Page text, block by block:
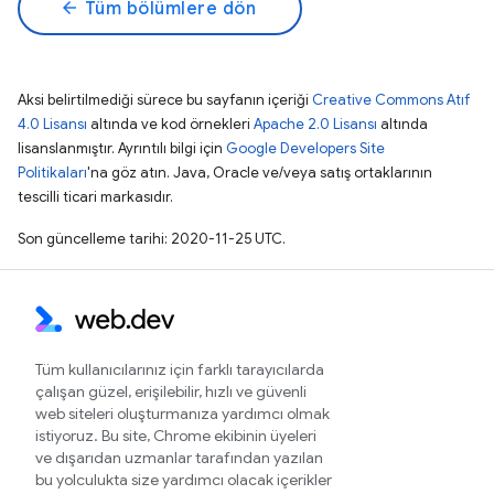
arrow_back Tüm bölümlere dön
Aksi belirtilmediği sürece bu sayfanın içeriği Creative Commons Atıf
4.0 Lisansı altında ve kod örnekleri Apache 2.0 Lisansı altında
lisanslanmıştır. Ayrıntılı bilgi için Google Developers Site
Politikaları'na göz atın. Java, Oracle ve/veya satış ortaklarının
tescilli ticari markasıdır.
Son güncelleme tarihi: 2020-11-25 UTC.
Tüm kullanıcılarınız için farklı tarayıcılarda
çalışan güzel, erişilebilir, hızlı ve güvenli
web siteleri oluşturmanıza yardımcı olmak
istiyoruz. Bu site, Chrome ekibinin üyeleri
ve dışarıdan uzmanlar tarafından yazılan
bu yolculukta size yardımcı olacak içerikler